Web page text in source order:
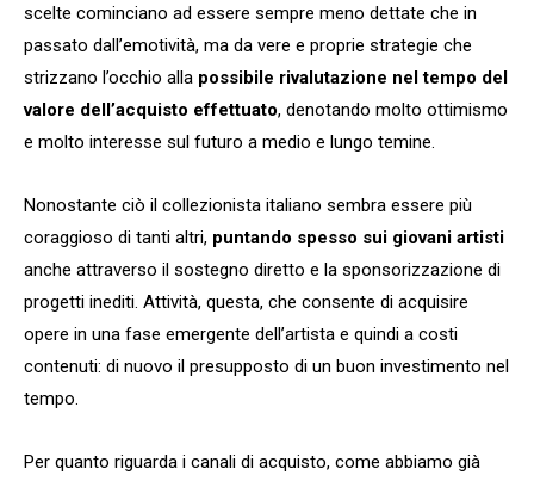
scelte cominciano ad essere sempre meno dettate che in
passato dall’emotività, ma da vere e proprie strategie che
strizzano l’occhio alla possibile rivalutazione nel tempo del
valore dell’acquisto effettuato, denotando molto ottimismo
e molto interesse sul futuro a medio e lungo temine.
Nonostante ciò il collezionista italiano sembra essere più
coraggioso di tanti altri, puntando spesso sui giovani artisti
anche attraverso il sostegno diretto e la sponsorizzazione di
progetti inediti. Attività, questa, che consente di acquisire
opere in una fase emergente dell’artista e quindi a costi
contenuti: di nuovo il presupposto di un buon investimento nel
tempo.
Per quanto riguarda i canali di acquisto, come abbiamo già